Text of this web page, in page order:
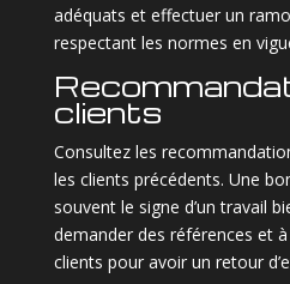
adéquats et effectuer un
respectant les normes en
clients
Consultez les
les clients précédents. Une
souvent le signe d’un travail
demander des références et
clients pour avoir un retour